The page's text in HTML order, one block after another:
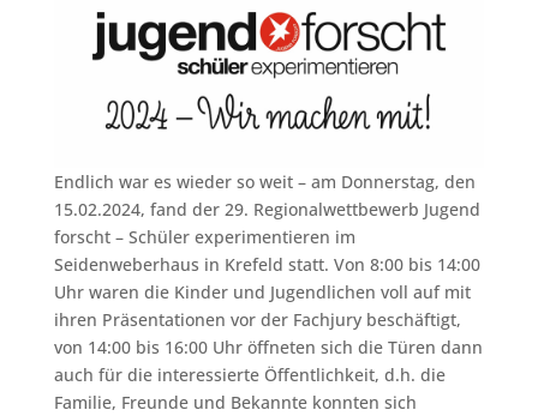
Endlich war es wieder so weit – am Donnerstag, den
15.02.2024, fand der 29. Regionalwettbewerb Jugend
forscht – Schüler experimentieren im
Seidenweberhaus in Krefeld statt. Von 8:00 bis 14:00
Uhr waren die Kinder und Jugendlichen voll auf mit
ihren Präsentationen vor der Fachjury beschäftigt,
von 14:00 bis 16:00 Uhr öffneten sich die Türen dann
auch für die interessierte Öffentlichkeit, d.h. die
Familie, Freunde und Bekannte konnten sich